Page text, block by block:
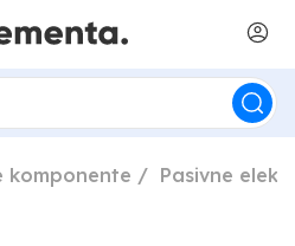
komponente Pasivne